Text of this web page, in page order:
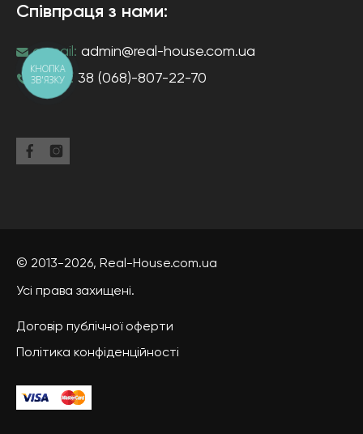
Співпраця з нами:
e-mail: admin@real-house.com.ua
тел-н: 38 (068)-807-22-70
© 2013-2026, Real-House.com.ua
Усі права захищені.
Договір публічної оферти
Політика конфіденційності
КНОПКА
ЗВ'ЯЗКУ